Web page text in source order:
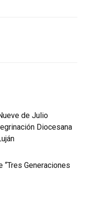
de Julio
Diocesana
“Tres Generaciones